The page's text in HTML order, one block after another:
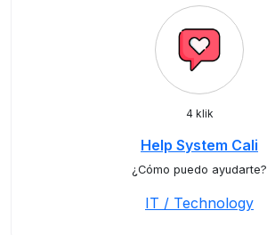
4 klik
Help System Cali
¿Cómo puedo ayudarte?
IT / Technology